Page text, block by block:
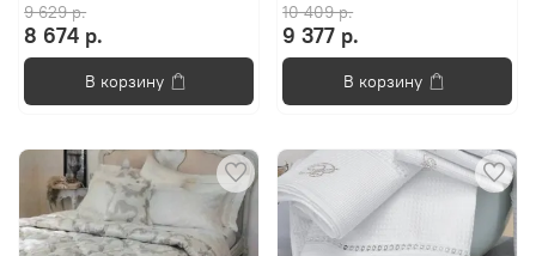
9 629 р.
8 674 р.
В корзину
10 409 р.
9 377 р.
В корзину